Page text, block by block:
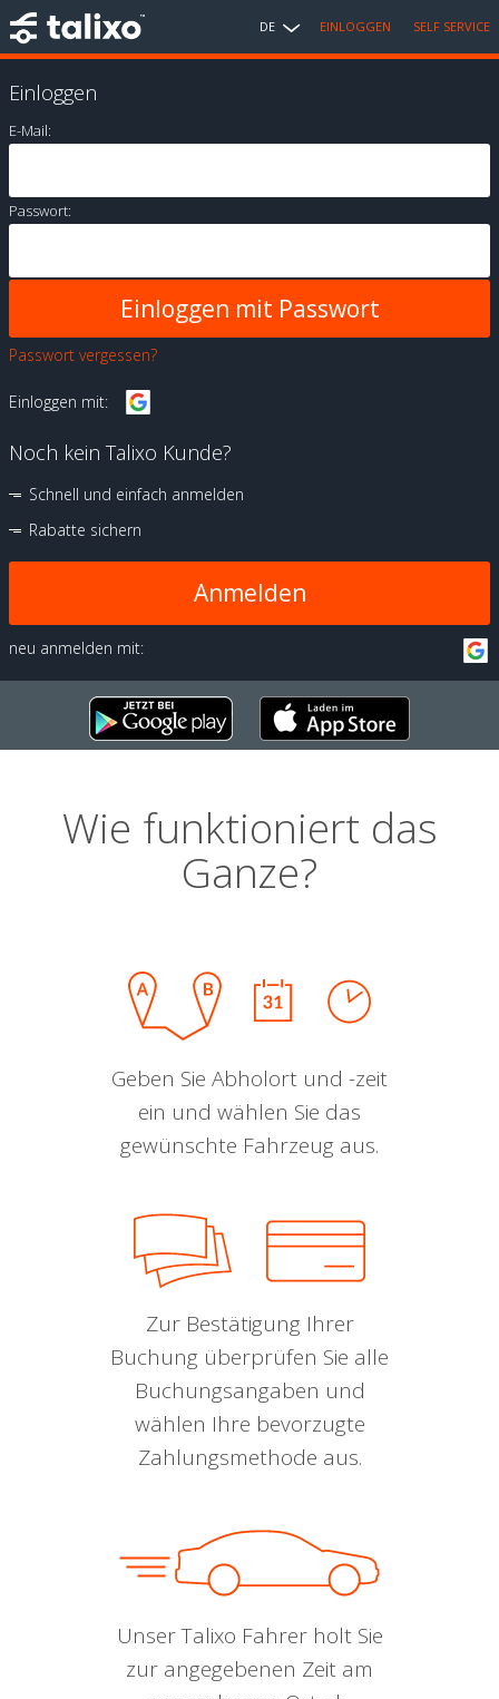
DE EINLOGGEN SELF SERVICE
Einloggen
E-Mail:
Passwort:
Passwort vergessen?
Einloggen mit:
Noch kein Talixo Kunde?
Schnell und einfach anmelden
Rabatte sichern
Anmelden
neu anmelden mit:
Wie funktioniert das
Ganze?
Geben Sie Abholort und -zeit
ein und wählen Sie das
gewünschte Fahrzeug aus.
Zur Bestätigung Ihrer
Buchung überprüfen Sie alle
Buchungsangaben und
wählen Ihre bevorzugte
Zahlungsmethode aus.
Unser Talixo Fahrer holt Sie
zur angegebenen Zeit am